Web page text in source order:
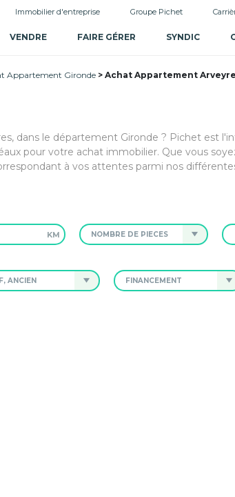
Immobilier d'entreprise Groupe Pichet
VENDRE FAIRE GÉRER SYNDIC
Appartement Gironde Achat Appartement
dans le département Gironde ? Pichet est
pour votre achat immobilier. Que vous
à vos attentes parmi nos
KM NOMBRE DE PIÈCES
ANCIEN FINANCEMENT